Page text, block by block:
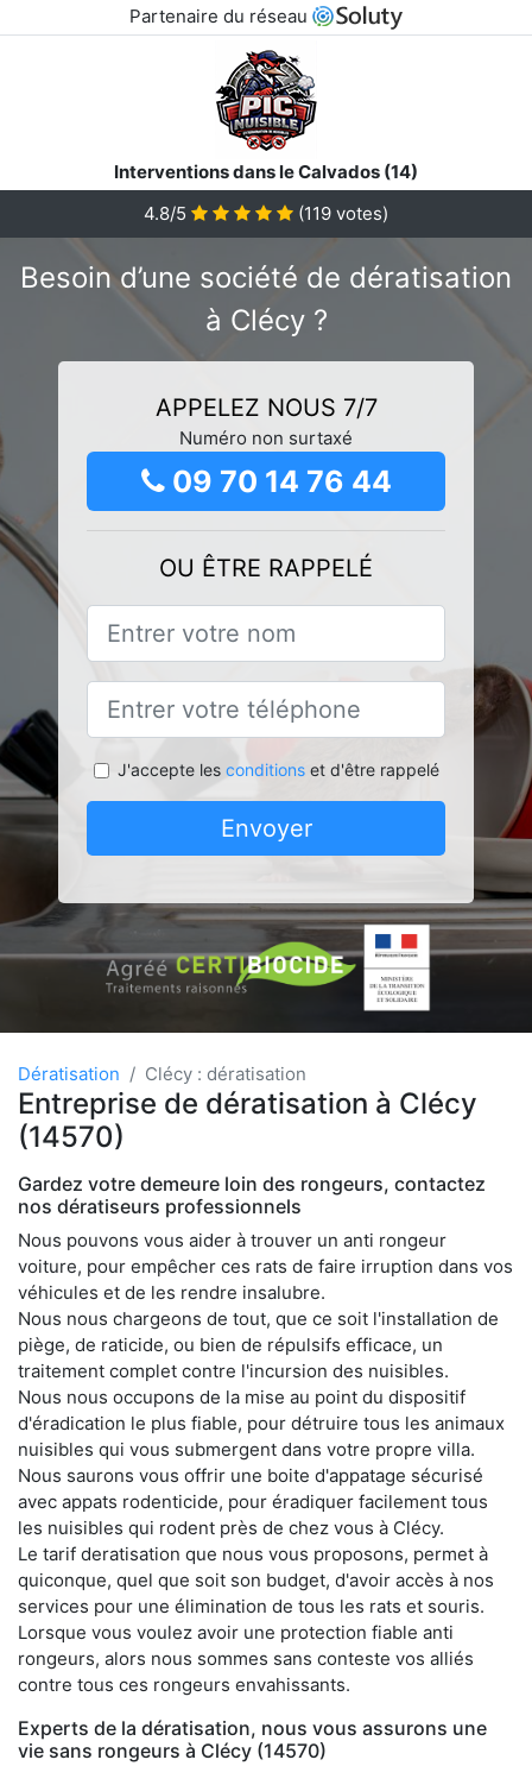
Partenaire du réseau
Interventions dans le Calvados (14)
4.8/5
(119 votes)
Besoin d’une société de dératisation
à Clécy ?
APPELEZ NOUS 7/7
Numéro non surtaxé
09 70 14 76 44
OU ÊTRE RAPPELÉ
J'accepte les conditionset d'être rappelé
Envoyer
Dératisation Clécy : dératisation
Entreprise de dératisation à Clécy
(14570)
Gardez votre demeure loin des rongeurs, contactez
nos dératiseurs professionnels
Nous pouvons vous aider à trouver un anti rongeur
voiture, pour empêcher ces rats de faire irruption dans vos
véhicules et de les rendre insalubre.
Nous nous chargeons de tout, que ce soit l'installation de
piège, de raticide, ou bien de répulsifs efficace, un
traitement complet contre l'incursion des nuisibles.
Nous nous occupons de la mise au point du dispositif
d'éradication le plus fiable, pour détruire tous les animaux
nuisibles qui vous submergent dans votre propre villa.
Nous saurons vous offrir une boite d'appatage sécurisé
avec appats rodenticide, pour éradiquer facilement tous
les nuisibles qui rodent près de chez vous à Clécy.
Le tarif deratisation que nous vous proposons, permet à
quiconque, quel que soit son budget, d'avoir accès à nos
services pour une élimination de tous les rats et souris.
Lorsque vous voulez avoir une protection fiable anti
rongeurs, alors nous sommes sans conteste vos alliés
contre tous ces rongeurs envahissants.
Experts de la dératisation, nous vous assurons une
vie sans rongeurs à Clécy (14570)